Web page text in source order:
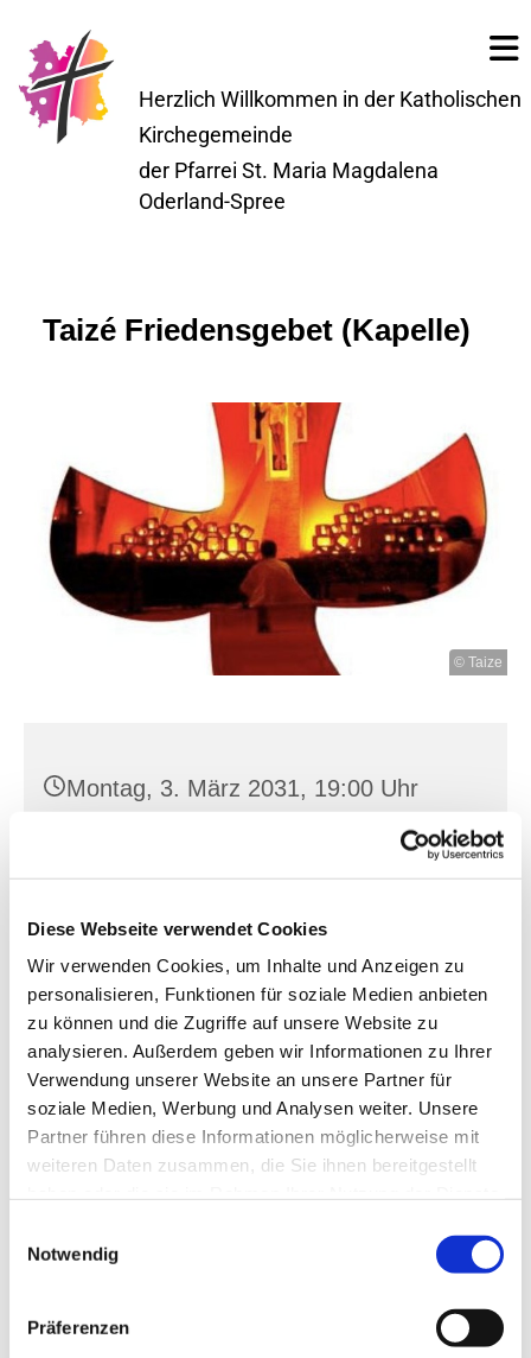
Diese Webseite verwendet Cookies
Wir verwenden Cookies, um Inhalte und Anzeigen zu
personalisieren, Funktionen für soziale Medien anbieten
zu können und die Zugriffe auf unsere Website zu
analysieren. Außerdem geben wir Informationen zu Ihrer
Verwendung unserer Website an unsere Partner für
soziale Medien, Werbung und Analysen weiter. Unsere
Partner führen diese Informationen möglicherweise mit
weiteren Daten zusammen, die Sie ihnen bereitgestellt
Notwendig
Präferenzen
Herzlich Willkommen in der Katholischen
Kirchegemeinde
der Pfarrei St. Maria Magdalena
Oderland-Spree
Taizé Friedensgebet (Kapelle)
© Taize
Montag, 3. März 2031, 19:00 Uhr
Heilig Kreuz, Franz-Mehring-Str. 4,
15230 Frankfurt (Oder)